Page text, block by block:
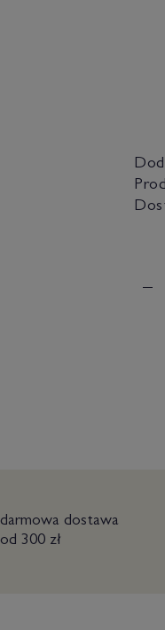
darmowa dostawa
od 300 zł